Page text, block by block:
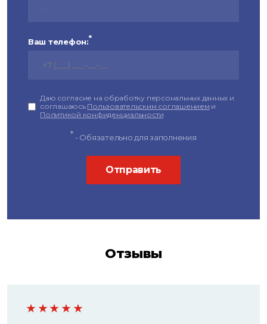
Ваш телефон:*
Даю согласие на обработку персональных данных и
соглашаюсь Пользовательским соглашением и
Политикой конфиденциальности
* - Обязательно для заполнения
Отправить
Отзывы